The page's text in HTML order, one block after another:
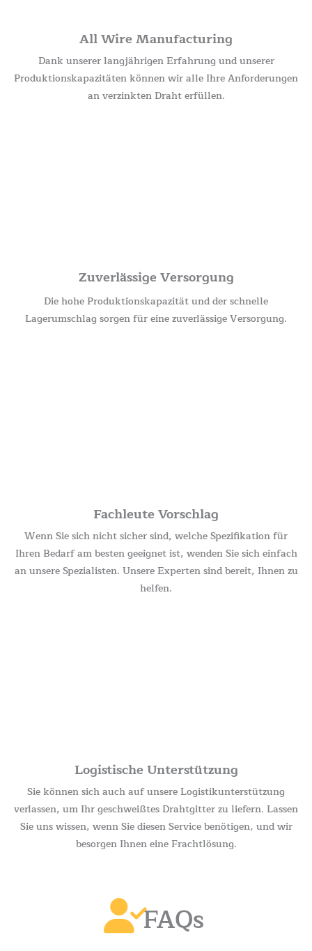
All Wire Manufacturing
Dank unserer langjährigen Erfahrung und unserer
Produktionskapazitäten können wir alle Ihre Anforderungen
an verzinkten Draht erfüllen.
Zuverlässige Versorgung
Die hohe Produktionskapazität und der schnelle
Lagerumschlag sorgen für eine zuverlässige Versorgung.
Fachleute Vorschlag
Wenn Sie sich nicht sicher sind, welche Spezifikation für
Ihren Bedarf am besten geeignet ist, wenden Sie sich einfach
an unsere Spezialisten. Unsere Experten sind bereit, Ihnen zu
helfen.
Logistische Unterstützung
Sie können sich auch auf unsere Logistikunterstützung
verlassen, um Ihr geschweißtes Drahtgitter zu liefern. Lassen
Sie uns wissen, wenn Sie diesen Service benötigen, und wir
besorgen Ihnen eine Frachtlösung.
FAQs